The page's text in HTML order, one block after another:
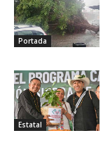
Portada
Estatal